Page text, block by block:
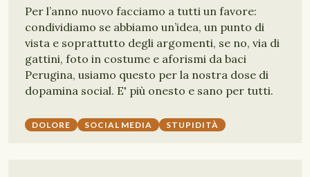
Per l’anno nuovo facciamo a tutti un favore:
condividiamo se abbiamo un’idea, un punto di
vista e soprattutto degli argomenti, se no, via di
gattini, foto in costume e aforismi da baci
Perugina, usiamo questo per la nostra dose di
dopamina social. E' più onesto e sano per tutti.
DOLORE SOCIAL MEDIA STUPIDITÀ